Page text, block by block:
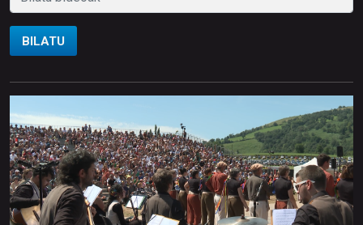
BILATU